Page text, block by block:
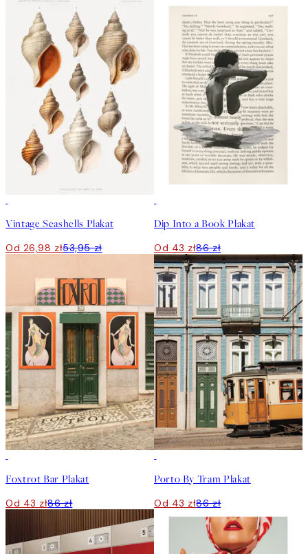
Vintage Seashells Plakat
Od 26,98 zł53,95 zł
Dip Into a Book Plakat
Od 43 zł86 zł
Foxtrot Bar Plakat
Od 43 zł86 zł
Porto By Tram Plakat
Od 43 zł86 zł